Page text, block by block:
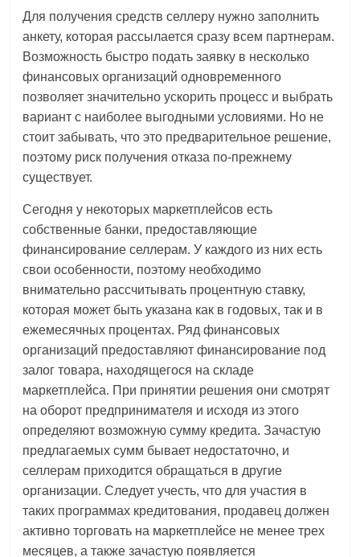
Для получения средств селлеру нужно заполнить
анкету, которая рассылается сразу всем партнерам.
Возможность быстро подать заявку в несколько
финансовых организаций одновременного
позволяет значительно ускорить процесс и выбрать
вариант с наиболее выгодными условиями. Но не
стоит забывать, что это предварительное решение,
поэтому риск получения отказа по-прежнему
существует.
Сегодня у некоторых маркетплейсов есть
собственные банки, предоставляющие
финансирование селлерам. У каждого из них есть
свои особенности, поэтому необходимо
внимательно рассчитывать процентную ставку,
которая может быть указана как в годовых, так и в
ежемесячных процентах. Ряд финансовых
организаций предоставляют финансирование под
залог товара, находящегося на складе
маркетплейса. При принятии решения они смотрят
на оборот предпринимателя и исходя из этого
определяют возможную сумму кредита. Зачастую
предлагаемых сумм бывает недостаточно, и
селлерам приходится обращаться в другие
организации. Следует учесть, что для участия в
таких программах кредитования, продавец должен
активно торговать на маркетплейсе не менее трех
месяцев, а также зачастую появляется